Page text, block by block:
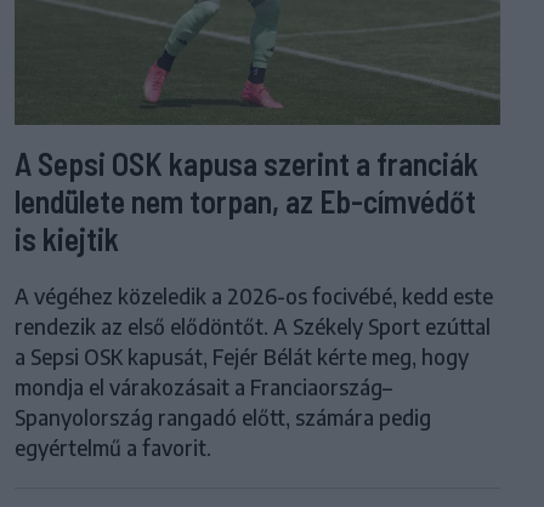
A Sepsi OSK kapusa szerint a franciák
lendülete nem torpan, az Eb-címvédőt
is kiejtik
A végéhez közeledik a 2026-os focivébé, kedd este
rendezik az első elődöntőt. A Székely Sport ezúttal
a Sepsi OSK kapusát, Fejér Bélát kérte meg, hogy
mondja el várakozásait a Franciaország–
Spanyolország rangadó előtt, számára pedig
egyértelmű a favorit.